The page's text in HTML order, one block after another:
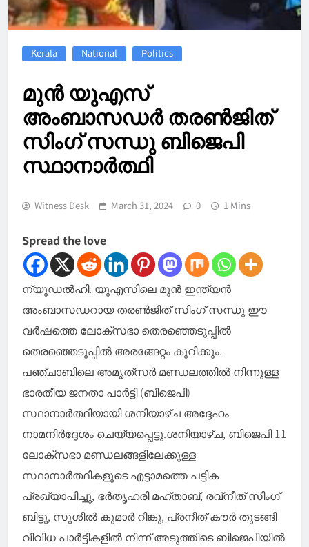
Kerala National Politics
മുൻ യുഎസ്
അംബാസഡർ തരൺജിത്
സിംഗ് സന്ധു ബിജെപി
സ്ഥാനാർത്ഥി
Witness Desk March 31, 2024 0 1 Mins
Spread the love
ന്യൂഡൽഹി: യുഎസിലെ മുൻ ഇന്ത്യൻ
അംബാസഡറായ തരൺജിത് സിംഗ് സന്ധു ഈ
വർഷത്തെ ലോക്‌സഭാ തെരഞ്ഞെടുപ്പിൽ
തെരഞ്ഞെടുപ്പിൽ അരങ്ങേറ്റം കുറിക്കും.
പഞ്ചാബിലെ അമൃത്‌സർ മണ്ഡലത്തിൽ നിന്നുള്ള
ഭാരതീയ ജനതാ പാർട്ടി (ബിജെപി)
സ്ഥാനാർത്ഥിയായി ശനിയാഴ്ച അദ്ദേഹം
നാമനിർദ്ദേശം ചെയ്യപ്പെട്ടു.ശനിയാഴ്ച, ബിജെപി 11
ലോക്‌സഭാ മണ്ഡലങ്ങളിലേക്കുള്ള
സ്ഥാനാർത്ഥികളുടെ എട്ടാമത്തെ പട്ടിക
പ്രഖ്യാപിച്ചു, ഭർതൃഹരി മഹ്താബ്, രവ്‌നീത് സിംഗ്
ബിട്ടു, സുശീൽ കുമാർ റിങ്കു, പ്രനീത് കൗർ തുടങ്ങി
വിവിധ പാർട്ടികളിൽ നിന്ന് അടുത്തിടെ ബിജെപിയിൽ